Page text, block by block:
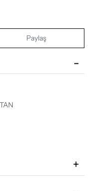
Paylaş